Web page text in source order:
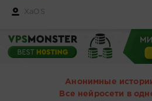
XaOS
Анонимные
Все нейросети в